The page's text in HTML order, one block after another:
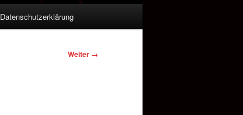
Datenschutzerklärung
Weiter →